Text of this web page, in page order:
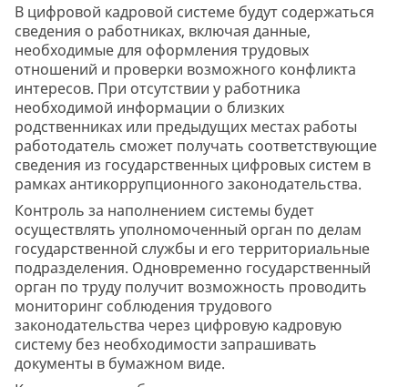
В цифровой кадровой системе будут содержаться
сведения о работниках, включая данные,
необходимые для оформления трудовых
отношений и проверки возможного конфликта
интересов. При отсутствии у работника
необходимой информации о близких
родственниках или предыдущих местах работы
работодатель сможет получать соответствующие
сведения из государственных цифровых систем в
рамках антикоррупционного законодательства.
Контроль за наполнением системы будет
осуществлять уполномоченный орган по делам
государственной службы и его территориальные
подразделения. Одновременно государственный
орган по труду получит возможность проводить
мониторинг соблюдения трудового
законодательства через цифровую кадровую
систему без необходимости запрашивать
документы в бумажном виде.